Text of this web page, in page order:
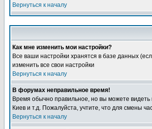
Вернуться к началу
Как мне изменить мои настройки?
Все ваши настройки хранятся в базе данных
изменить все свои настройки
Вернуться к началу
В форумах неправильное время!
Время обычно правильное, но вы можете видеть
Киев и т.д. Пожалуйста, учтите, что для смены
Вернуться к началу